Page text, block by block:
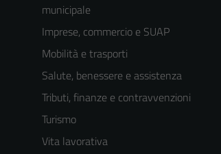
municipale
Imprese, commercio e SUAP
Mobilità e trasporti
Salute, benessere e assistenza
Tributi, finanze e contravvenzioni
Turismo
Vita lavorativa